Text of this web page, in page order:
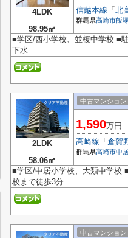
4LDK
98.95㎡
信越本線 「 北
群馬県高崎市飯
■学区/西小学校、並榎中学校 ■
下水
2LDK
58.06㎡
中古マンション
1,590万円
高崎線 「 倉賀
群馬県高崎市中
■学区/中居小学校、大類中学校
校まで徒歩3分
中古マンション